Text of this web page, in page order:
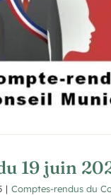
19 juin
| Comptes-rendus du